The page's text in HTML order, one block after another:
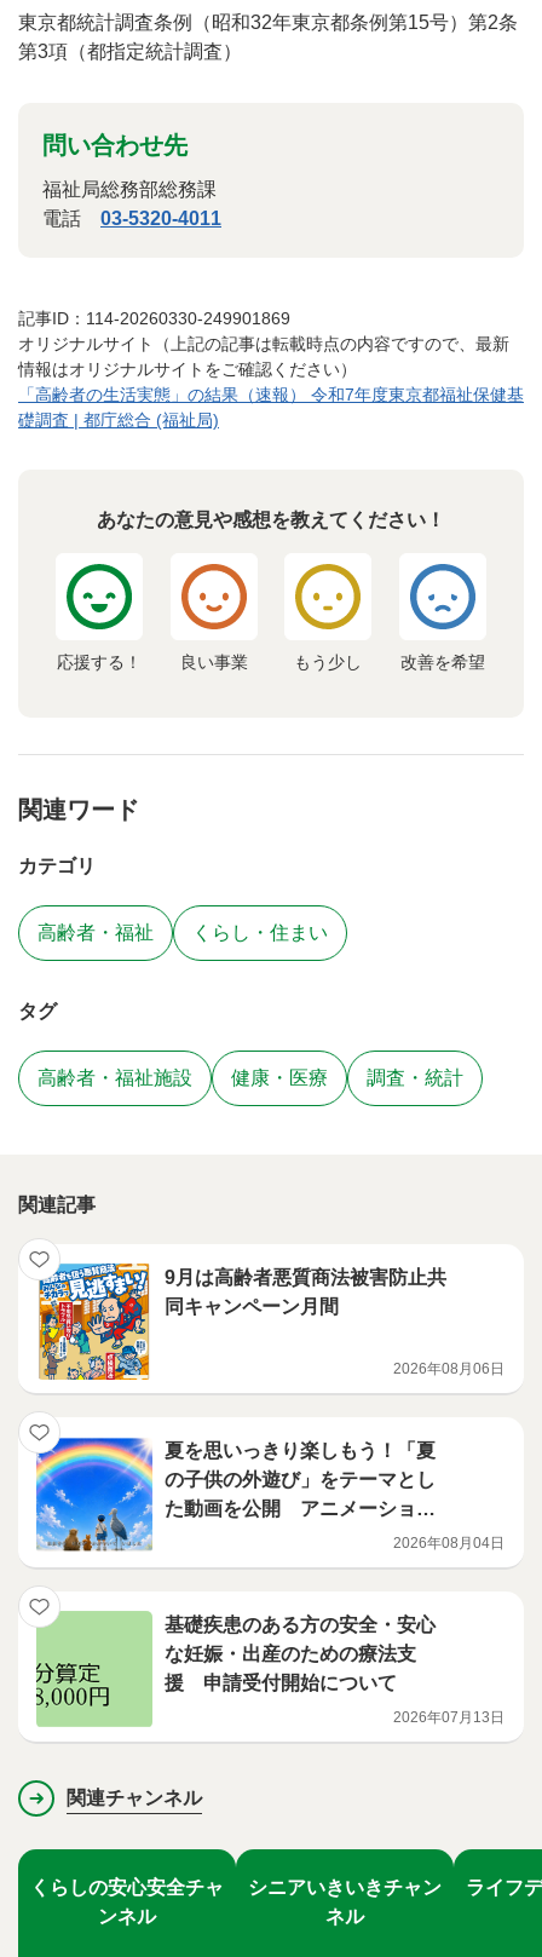
東京都統計調査条例（昭和32年東京都条例第15号）第2条
第3項（都指定統計調査）
問い合わせ先
福祉局総務部総務課
電話 03-5320-4011
記事ID：114-20260330-249901869
オリジナルサイト（上記の記事は転載時点の内容ですので、最新
情報はオリジナルサイトをご確認ください）
「高齢者の生活実態」の結果（速報） 令和7年度東京都福祉保健基
礎調査 | 都庁総合 (福祉局)
あなたの意見や感想を教えてください！
応援する！ 良い事業 もう少し 改善を希望
関連ワード
カテゴリ
高齢者・福祉 くらし・住まい
タグ
高齢者・福祉施設 健康・医療 調査・統計
関連記事
9月は高齢者悪質商法被害防止共
同キャンペーン月間
2026年08月06日
夏を思いっきり楽しもう！「夏
の子供の外遊び」をテーマとし
た動画を公開 アニメーション
2026年08月04日
基礎疾患のある方の安全・安心
な妊娠・出産のための療法支
援 申請受付開始について
2026年07月13日
関連チャンネル